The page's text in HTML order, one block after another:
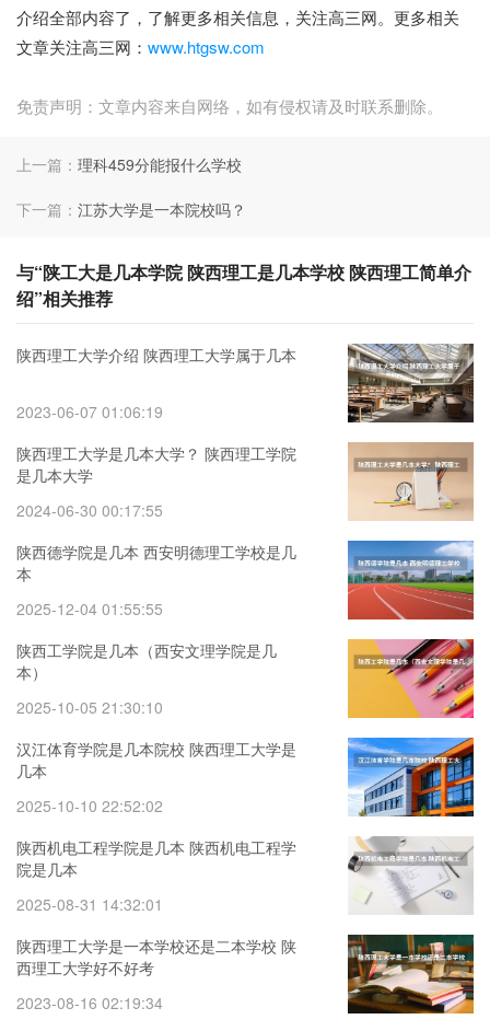
介绍全部内容了，了解更多相关信息，关注高三网。更多相关
文章关注高三网： www.htgsw.com
免责声明：文章内容来自网络，如有侵权请及时联系删除。
上一篇： 理科459分能报什么学校
下一篇： 江苏大学是一本院校吗？
与“陕工大是几本学院 陕西理工是几本学校 陕西理工简单介
绍”相关推荐
陕西理工大学介绍 陕西理工大学属于几本
2023-06-07 01:06:19
陕西理工大学是几本大学？ 陕西理工学院
是几本大学 ​
2024-06-30 00:17:55
陕西德学院是几本 西安明德理工学校是几
本
2025-12-04 01:55:55
陕西工学院是几本（西安文理学院是几
本）
2025-10-05 21:30:10
汉江体育学院是几本院校 陕西理工大学是
几本
2025-10-10 22:52:02
陕西机电工程学院是几本 陕西机电工程学
院是几本
2025-08-31 14:32:01
陕西理工大学是一本学校还是二本学校 陕
西理工大学好不好考
2023-08-16 02:19:34